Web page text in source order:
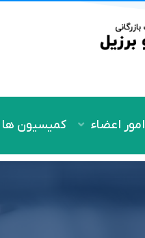
امور اعضاء کمیسیون ها